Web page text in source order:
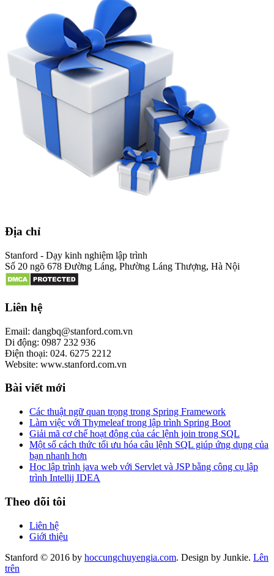
Địa chỉ
Stanford - Dạy kinh nghiệm lập trình
Số 20 ngõ 678 Đường Láng, Phường Láng Thượng, Hà Nội
Liên hệ
Email: dangbq@stanford.com.vn
Di động: 0987 232 936
Điện thoại: 024. 6275 2212
Website: www.stanford.com.vn
Bài viết mới
Các thuật ngữ quan trọng trong Spring Framework
Làm việc với Thymeleaf trong lập trình Spring Boot
Giải mã cơ chế hoạt động của các lệnh join trong SQL
Một số cách thức tối ưu hóa câu lệnh SQL giúp ứng dụng của
bạn nhanh hơn
Học lập trình java web với Servlet và JSP bằng công cụ lập
trình Intellij IDEA
Theo dõi tôi
Liên hệ
Giới thiệu
Stanford © 2016 by hoccungchuyengia.com. Design by Junkie. Lên
trên